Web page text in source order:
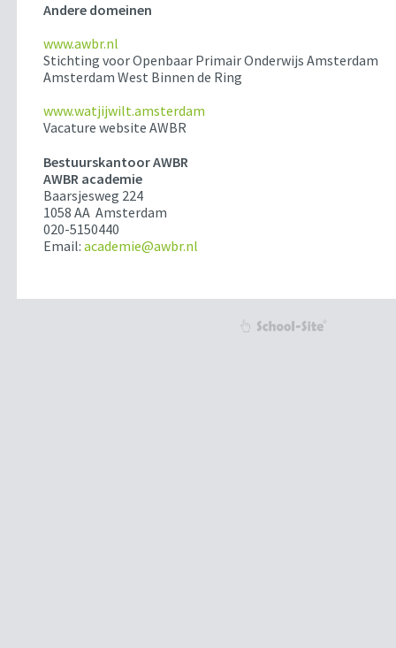
Andere domeinen
www.awbr.nl
Stichting voor Openbaar Primair Onderwijs Amsterdam
Amsterdam West Binnen de Ring
www.watjijwilt.amsterdam
Vacature website AWBR
Bestuurskantoor AWBR
AWBR academie
Baarsjesweg 224
1058 AA Amsterdam
020-5150440
Email:academie@awbr.nl